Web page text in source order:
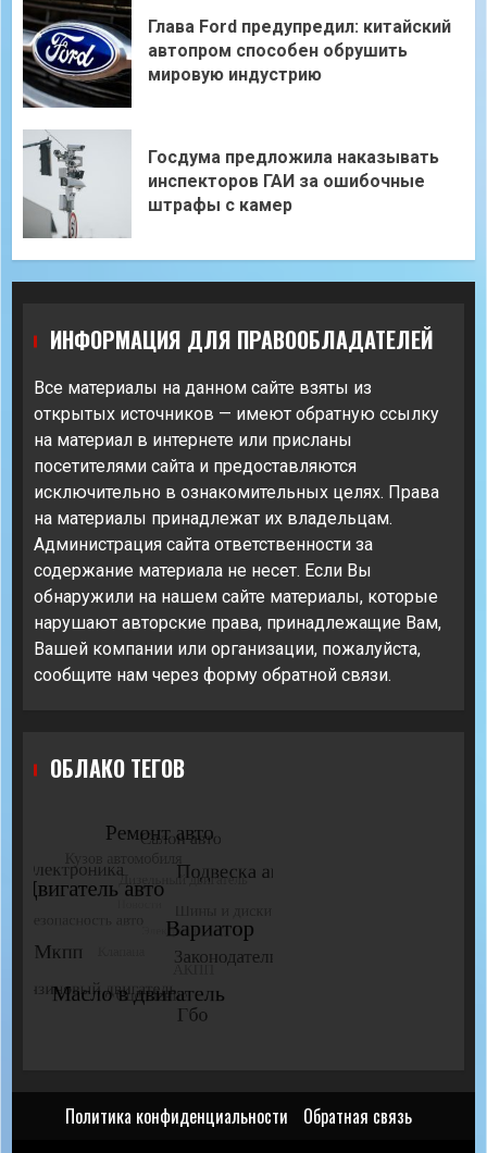
Глава Ford предупредил: китайский
автопром способен обрушить
мировую индустрию
Госдума предложила наказывать
инспекторов ГАИ за ошибочные
штрафы с камер
ИНФОРМАЦИЯ ДЛЯ ПРАВООБЛАДАТЕЛЕЙ
Все материалы на данном сайте взяты из
открытых источников — имеют обратную ссылку
на материал в интернете или присланы
посетителями сайта и предоставляются
исключительно в ознакомительных целях. Права
на материалы принадлежат их владельцам.
Администрация сайта ответственности за
содержание материала не несет. Если Вы
обнаружили на нашем сайте материалы, которые
нарушают авторские права, принадлежащие Вам,
Вашей компании или организации, пожалуйста,
сообщите нам через форму обратной связи.
ОБЛАКО ТЕГОВ
Политика конфиденциальности
Обратная связь